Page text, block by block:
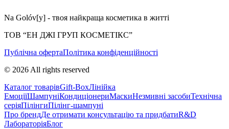
Na Golóv[y] - твоя найкраща косметика в житті
ТОВ “ЕН ДЖІ ГРУП КОСМЕТІКС”
Публічна офертаПолітика конфіденційності
© 2026 All rights reserved
Каталог товарівGift-BoxЛінійка
ЕмоціїШампуніКондиціонериМаскиНезмивні засобиТехнічна
серіяПілінгиПілінг-шампуні
Про брендДе отримати консультацію та придбатиR&D
ЛабораторіяБлог